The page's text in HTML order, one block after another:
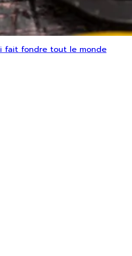
fait fondre tout le monde